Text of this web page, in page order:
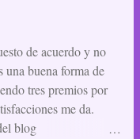
para mirar
una concentración
de que diez, treinta,
al mismo tiempo,
a verde más
de acuerdo y no
una buena forma de
tres premios por
me da.
blog